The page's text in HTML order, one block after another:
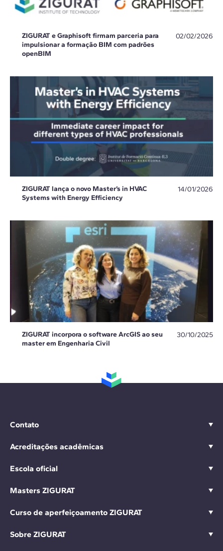
ZIGURAT e Graphisoft firmam parceria para
impulsionar a formação BIM com padrões
openBIM
02/02/2026
ZIGURAT lança o novo Master’s in HVAC
Systems with Energy Efficiency
14/01/2026
ZIGURAT incorpora o software ArcGIS ao seu
master em Engenharia Civil
30/10/2025
Contato
Acreditações acadêmicas
Escola oficial
Masters ZIGURAT
Curso de aperfeiçoamento ZIGURAT
Sobre ZIGURAT